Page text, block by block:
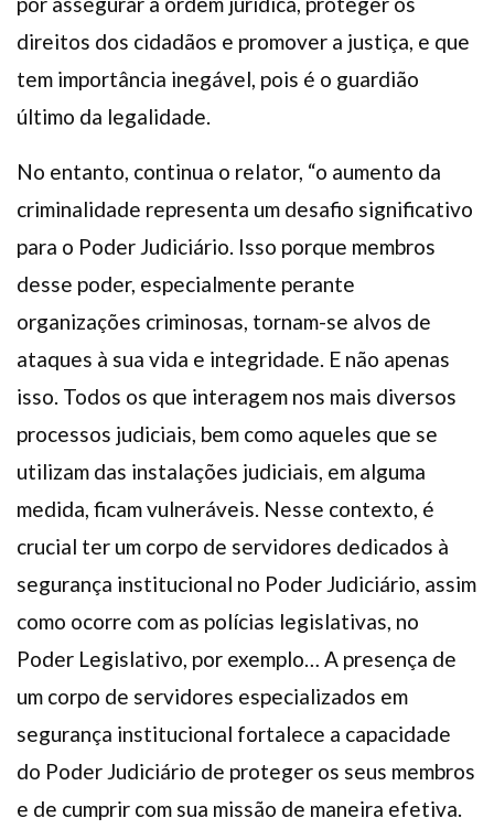
direitos dos cidadãos e promover a justiça, e que
tem importância inegável, pois é o guardião
último da legalidade.
No entanto, continua o relator, “o aumento da
criminalidade representa um desafio significativo
para o Poder Judiciário. Isso porque membros
desse poder, especialmente perante
organizações criminosas, tornam-se alvos de
ataques à sua vida e integridade. E não apenas
isso. Todos os que interagem nos mais diversos
processos judiciais, bem como aqueles que se
utilizam das instalações judiciais, em alguma
medida, ficam vulneráveis. Nesse contexto, é
crucial ter um corpo de servidores dedicados à
segurança institucional no Poder Judiciário, assim
como ocorre com as polícias legislativas, no
Poder Legislativo, por exemplo… A presença de
um corpo de servidores especializados em
segurança institucional fortalece a capacidade
do Poder Judiciário de proteger os seus membros
e de cumprir com sua missão de maneira efetiva.